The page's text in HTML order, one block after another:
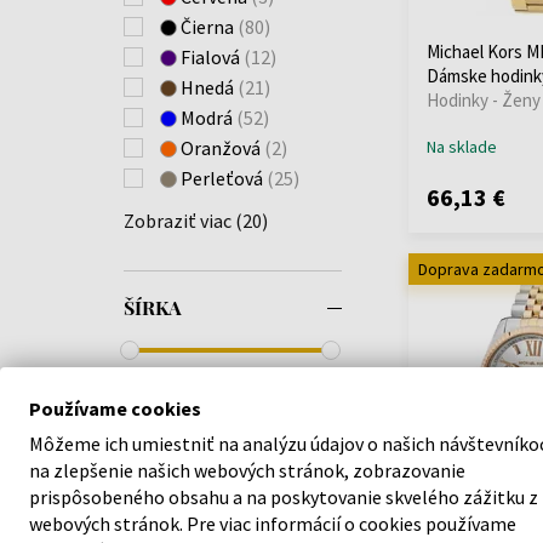
Jacques Lemans
(+192)
Jaguar (+248)
JDM Military
Jowissa(+17)
Lacoste(+20)
Lorus(+219)
Marc Jacobs
Maserati(+346)
Maurice Lacroix
Michael Kors
Mondaine(+60)
Morellato (+9)
MVMT (+8)
Hunger Stop
Hutton(2)
Irving(2)
Izzy(2)
Janelle(1)
Jaryn(6)
Kerry(1)
Laney(1)
Lauryn
Lennox(8)
Lexington
Maritime (1)
Maude(1)
Melissa(1)
Čierna (80)
Fialová (12)
Hnedá (21)
Modrá (52)
Oranžová (2)
Perleťová (25)
Zobraziť viac (20)
ŠÍRKA
FARBA REMIENKA
Michael Kors
Dámske
Hodinky - Ženy
Na sklade
66,13 €
Doprava
Michael Kors
Používame cookies
Môžeme ich umiestniť na analýzu údajov o našich
na zlepšenie našich webových stránok, zobrazovanie
prispôsobeného obsahu a na poskytovanie skvelého zážitku z
webových stránok. Pre viac informácií o cookies používame